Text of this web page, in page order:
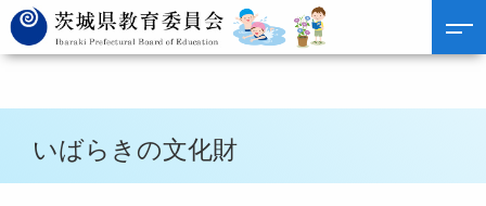
いばらきの文化財